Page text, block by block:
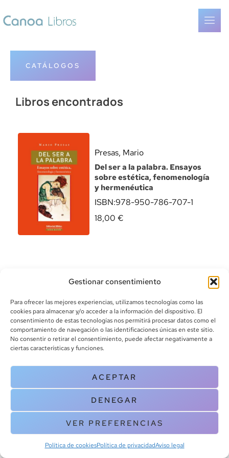
Gestionar consentimiento
Para ofrecer las mejores experiencias, utilizamos tecnologías como las
cookies para almacenar y/o acceder a la información del dispositivo. El
consentimiento de estas tecnologías nos permitirá procesar datos como el
comportamiento de navegación o las identificaciones únicas en este sitio.
No consentir o retirar el consentimiento, puede afectar negativamente a
ciertas características y funciones.
ACEPTAR
DENEGAR
VER PREFERENCIAS
Política de cookiesPolítica de privacidadAviso legal
CATÁLOGOS
Libros encontrados
Presas, Mario
Del ser a la palabra. Ensayos
sobre estética, fenomenología
y hermenéutica
ISBN:978-950-786-707-1
18,00 €
info@canoalibros.com
pedidos@canoalibros.com
+34 934 242 391
CONTACTO
Copyright © 2025 Canoa Libros. All Rights Reserved |
cookies
| Aviso legal